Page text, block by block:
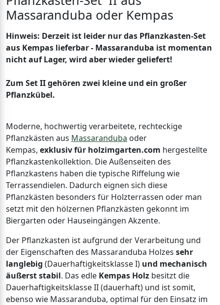
Massaranduba oder Kempas
Hinweis: Derzeit ist leider nur das Pflanzkasten-Set
aus Kempas lieferbar - Massaranduba ist momentan
nicht auf Lager, wird aber wieder geliefert!
Zum Set II gehören zwei kleine und ein großer
Pflanzkübel.
Moderne, hochwertig verarbeitete, rechteckige
Pflanzkästen aus Massaranduba oder
Kempas, exklusiv für holzimgarten.com hergestellte
Pflanzkastenkollektion. Die Außenseiten des
Pflanzkastens haben die typische Riffelung wie
Terrassendielen. Dadurch eignen sich diese
Pflanzkästen besonders für Holzterrassen oder man
setzt mit den hölzernen Pflanzkästen gekonnt im
Biergarten oder Hauseingängen Akzente.
Der Pflanzkasten ist aufgrund der Verarbeitung und
der Eigenschaften des Massaranduba Holzes sehr
langlebig (Dauerhaftigkeitsklasse I) und mechanisch
äußerst stabil. Das edle Kempas Holz besitzt die
Dauerhaftigkeitsklasse II (dauerhaft) und ist somit,
ebenso wie Massaranduba, optimal für den Einsatz im